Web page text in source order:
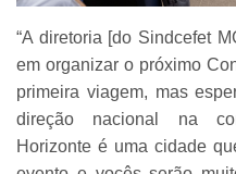
“A diretoria [do Sindcefet
em organizar o próximo
primeira viagem, mas
direção nacional na
Horizonte é uma cidade